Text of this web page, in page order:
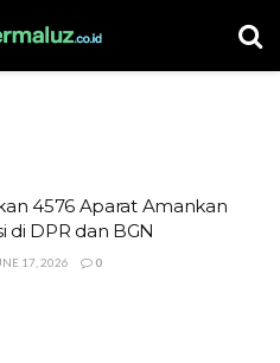
4576 Aparat Amankan
di DPR dan BGN
17, 2026 0